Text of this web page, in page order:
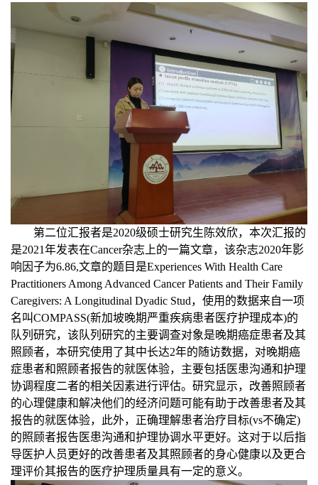
第二位汇报者是2020级硕士研究生陈效欣，本次汇报的
是2021年发表在Cancer杂志上的一篇文章，该杂志2020年影
响因子为6.86,文章的题目是Experiences With Health Care
Practitioners Among Advanced Cancer Patients and Their Family
Caregivers: A Longitudinal Dyadic Stud，使用的数据来自一项
名叫COMPASS(新加坡晚期严重疾病患者医疗护理成本)的
队列研究，该队列研究的主要调查对象是晚期癌症患者及其
照顾者，本研究使用了其中长达2年的随访数据，对晚期癌
症患者和照顾者报告的就医体验，主要包括医患沟通和护理
协调程度二者的相关因素进行评估。研究显示，改善照顾者
的心理健康和解决他们的经济问题可能有助于改善患者及其
报告的就医体验，此外，正确理解患者治疗目标(vs不确定)
的照顾者报告医患沟通和护理协调水平更好。这对于以后指
导医护人员更好的改善患者及其照顾者的身心健康以及更合
理评价其报告的医疗护理质量具有一定的意义。